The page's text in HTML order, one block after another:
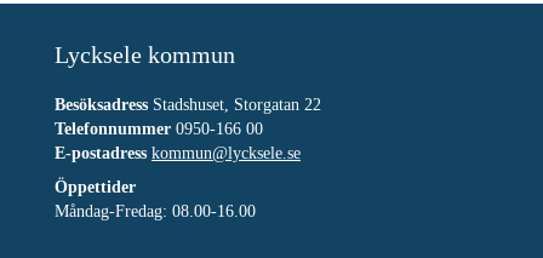
Lycksele kommun
Besöksadress Stadshuset, Storgatan 22
Telefonnummer 0950-166 00
E-postadress kommun@lycksele.se
Öppettider
Måndag-Fredag: 08.00-16.00